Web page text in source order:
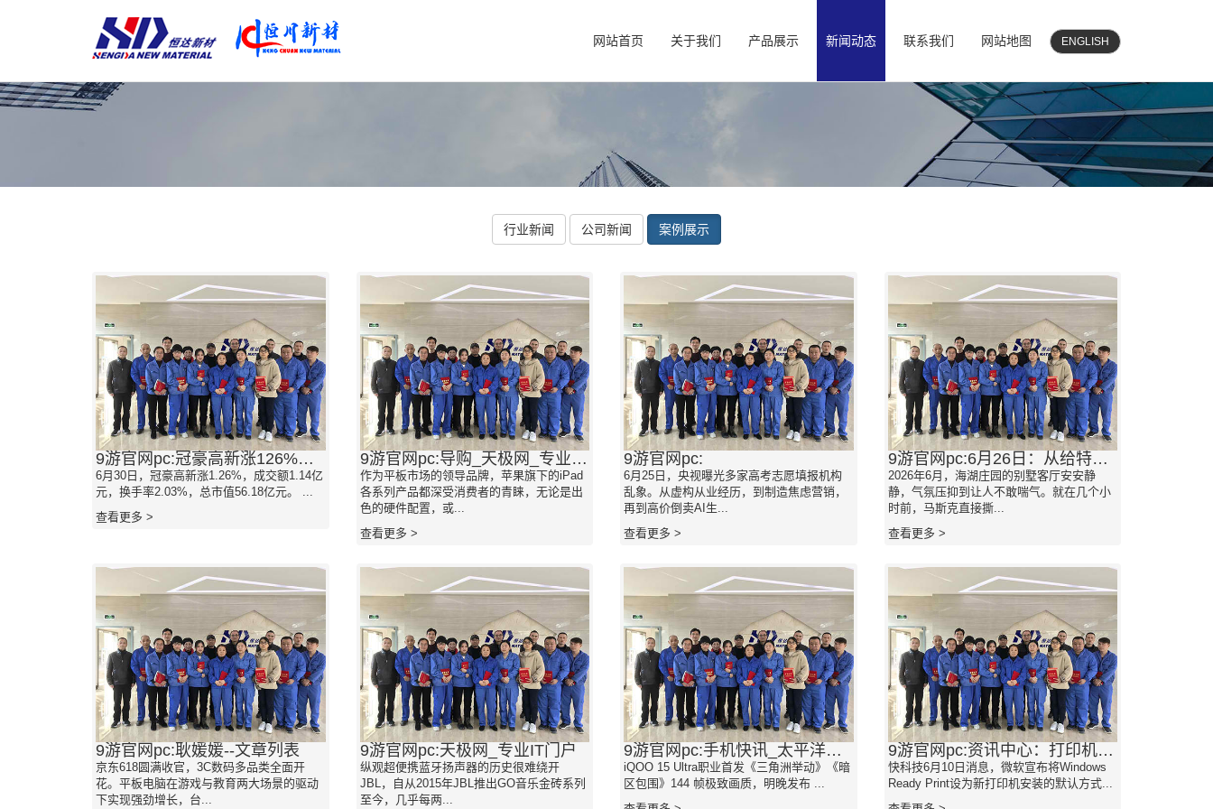
ENGLISH
网站首页 关于我们 产品展示 新闻动态 联系我们 网站地图
行业新闻 公司新闻 案例展示
9游官网pc:冠豪高新涨126%成交额114亿元近3日主力净流入10678万
6月30日，冠豪高新涨1.26%，成交额1.14亿
元，换手率2.03%，总市值56.18亿元。 ...
查看更多 >
9游官网pc:导购_天极网_专业IT门户
作为平板市场的领导品牌，苹果旗下的iPad
各系列产品都深受消费者的青睐，无论是出
色的硬件配置，或...
查看更多 >
9游官网pc:
6月25日，央视曝光多家高考志愿填报机构
乱象。从虚构从业经历，到制造焦虑营销，
再到高价倒卖AI生...
查看更多 >
9游官网pc:6月26日：从给特朗普的情书到核按钮这一个女性悄然掌控白宫？无任何官职贴身跟随
2026年6月，海湖庄园的别墅客厅安安静
静，气氛压抑到让人不敢喘气。就在几个小
时前，马斯克直接撕...
查看更多 >
9游官网pc:耿媛媛--文章列表
京东618圆满收官，3C数码多品类全面开
花。平板电脑在游戏与教育两大场景的驱动
下实现强劲增长，台...
9游官网pc:天极网_专业IT门户
纵观超便携蓝牙扬声器的历史很难绕开
JBL，自从2015年JBL推出GO音乐金砖系列
至今，几乎每两...
9游官网pc:手机快讯_太平洋科技快讯频道
iQOO 15 Ultra职业首发《三角洲举动》《暗
区包围》144 帧极致画质，明晚发布 ...
9游官网pc:资讯中心：打印机--快科技--科技改变未来
快科技6月10日消息，微软宣布将Windows
Ready Print设为新打印机安装的默认方式...